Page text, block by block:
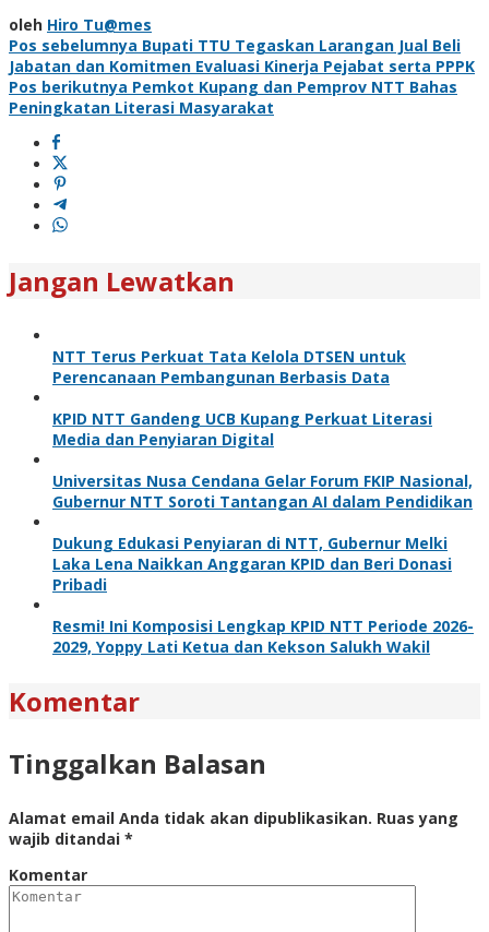
oleh Hiro Tu@mes
Navigasi
pos
Pos sebelumnya Bupati TTU Tegaskan Larangan Jual Beli
Jabatan dan Komitmen Evaluasi Kinerja Pejabat serta PPPK
Pos berikutnya Pemkot Kupang dan Pemprov NTT Bahas
Peningkatan Literasi Masyarakat
Jangan Lewatkan
NTT Terus Perkuat Tata Kelola DTSEN untuk
Perencanaan Pembangunan Berbasis Data
KPID NTT Gandeng UCB Kupang Perkuat Literasi
Media dan Penyiaran Digital
Universitas Nusa Cendana Gelar Forum FKIP Nasional,
Gubernur NTT Soroti Tantangan AI dalam Pendidikan
Dukung Edukasi Penyiaran di NTT, Gubernur Melki
Laka Lena Naikkan Anggaran KPID dan Beri Donasi
Pribadi
Resmi! Ini Komposisi Lengkap KPID NTT Periode 2026-
2029, Yoppy Lati Ketua dan Kekson Salukh Wakil
Komentar
Tinggalkan Balasan
Alamat email Anda tidak akan dipublikasikan. Ruas yang
wajib ditandai *
Komentar